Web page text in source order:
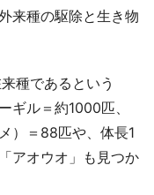
来種の駆除と生き物
種であるという
ギル＝約1000匹、
）＝88匹や、体長1
アオウオ」も見つか